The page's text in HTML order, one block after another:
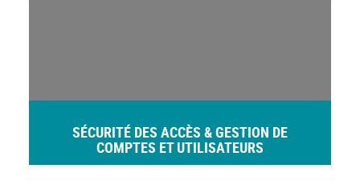
SÉCURITÉ DES ACCÈS & GESTION DE
COMPTES ET UTILISATEURS